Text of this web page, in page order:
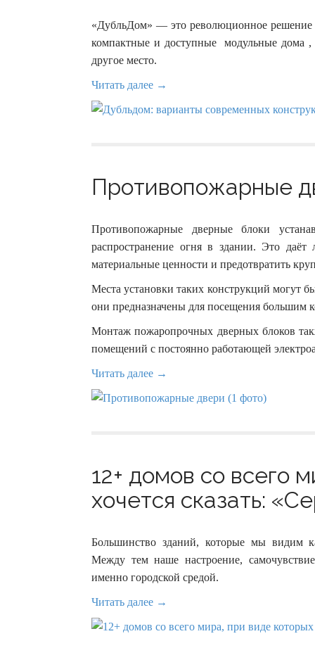
«ДубльДом» — это революционное решение
компактные и доступные модульные дома ,
другое место.
Читать далее →
Противопожарные
Противопожарные дверные блоки
распространение огня в здании. Это
материальные ценности и предотвратить
Места установки таких конструкций могут
они предназначены для посещения большим
Монтаж пожаропрочных дверных блоков
помещений с постоянно работающей
Читать далее →
12+ домов со всего
хочется сказать:
Большинство зданий, которые мы видим
Между тем наше настроение,
именно городской средой.
Читать далее →